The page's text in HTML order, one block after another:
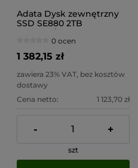
Adata Dysk zewnętrzny
SSD SE880 2TB
Niebieski0 ocen
1 382,15 zł
zawiera 23% VAT, bez kosztów
dostawy
Cena netto:
1 123,70 zł
- +
szt